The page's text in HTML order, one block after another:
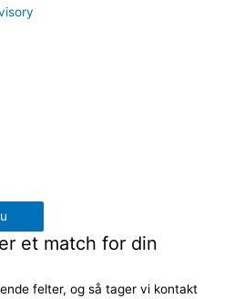
et match for din
felter, og så tager vi kontakt